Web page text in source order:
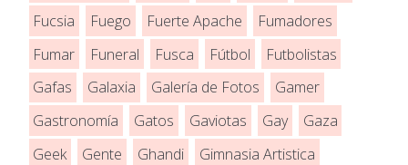
Fucsia
Fuego Fuerte Apache
Fumadores
Fumar
Funeral Fusca Fútbol
Futbolistas
Gafas
Galaxia Galería de Fotos
Gamer
Gastronomía
Gatos Gaviotas Gay
Gaza
Geek
Gente Ghandi
Gimnasia Artistica